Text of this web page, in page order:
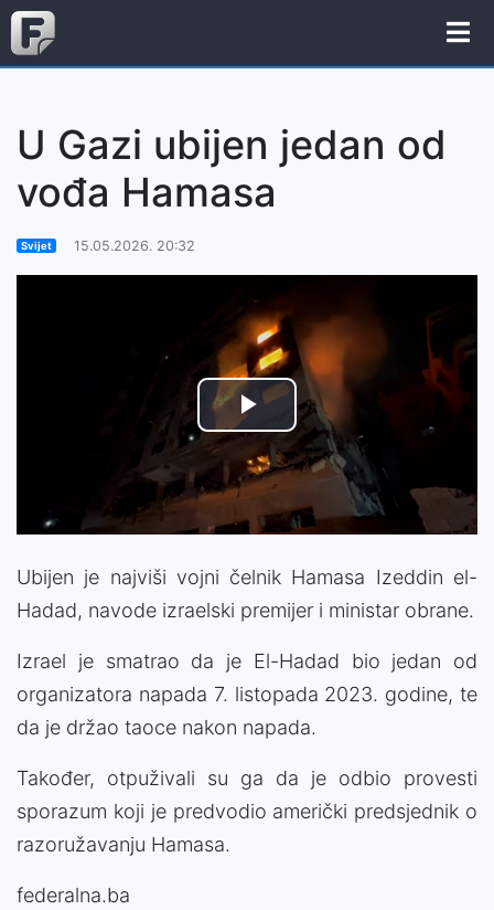
U Gazi ubijen jedan od
vođa Hamasa
Svijet 15.05.2026. 20:32
Play
Video
Ubijen je naјviši voјni čelnik Hamasa Izeddin el-
Hadad, navode izraelski premijer i ministar obrane.
Izrael je smatrao da je El-Hadad bio jedan od
organizatora napada 7. listopada 2023. godine, te
da je držao taoce nakon napada.
Također, otpuživali su ga da je odbio provesti
sporazum koji je predvodio američki predsjednik o
razoružavanju Hamasa.
federalna.ba